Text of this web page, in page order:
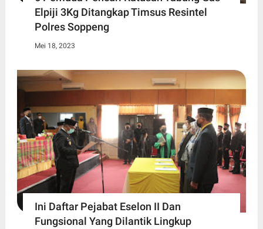
Elpiji 3Kg Ditangkap Timsus Resintel
Polres Soppeng
Mei 18, 2023
Ini Daftar Pejabat Eselon II Dan
Fungsional Yang Dilantik Lingkup